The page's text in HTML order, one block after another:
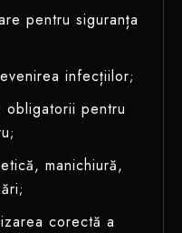
pentru siguranța
infecțiilor;
obligatorii pentru
;
manichiură,
;
corectă a